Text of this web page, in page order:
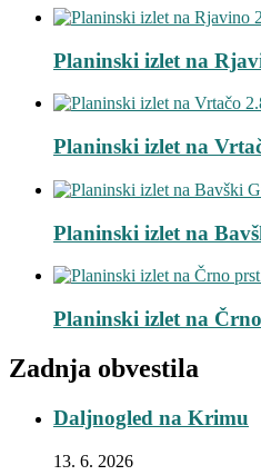
Planinski izlet na
Planinski izlet na
Planinski izlet na
Planinski izlet na
Zadnja obvestila
Daljnogled na Krimu
13. 6. 2026